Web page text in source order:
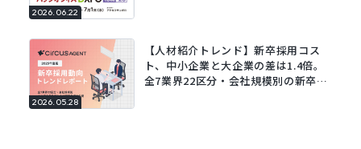
2026.06.22
2026.05.28
【人材紹介トレンド】新卒採用コス
ト、中小企業と大企業の差は1.4倍。
全7業界22区分・会社規模別の新卒採